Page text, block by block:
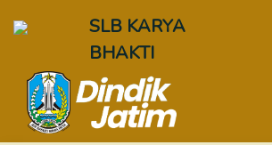
SLB KARYA
BHAKTI